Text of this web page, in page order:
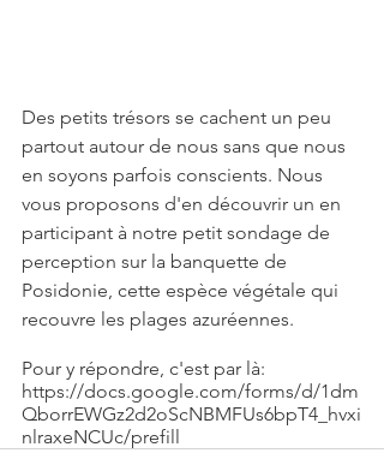
Des petits trésors se cachent un peu
partout autour de nous sans que nous
en soyons parfois conscients. Nous
vous proposons d'en découvrir un en
participant à notre petit sondage de
perception sur la banquette de
Posidonie, cette espèce végétale qui
recouvre les plages azuréennes.
Pour y répondre, c'est par là:
https://docs.google.com/forms/d/1dm
QborrEWGz2d2oScNBMFUs6bpT4_hvxi
nlraxeNCUc/prefill